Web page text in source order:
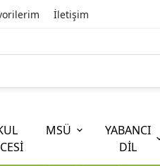
İletişim
MSÜ
YABANCI
DİL